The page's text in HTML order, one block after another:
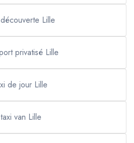
Lille
privatisé Lille
de jour Lille
taxi van Lille